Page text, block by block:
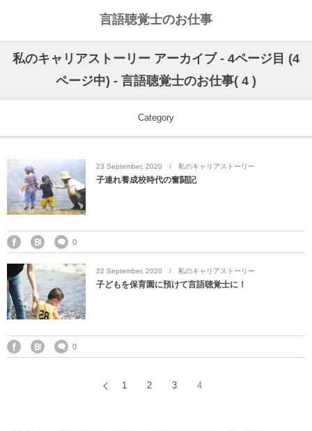
言語聴覚士のお仕事
私のキャリアストーリー アーカイブ - 4ページ目 (4
ページ中) - 言語聴覚士のお仕事( 4 )
Category
23 September, 2020 私のキャリアストーリー
子連れ養成校時代の奮闘記
0
22 September, 2020 私のキャリアストーリー
子どもを保育園に預けて言語聴覚士に！
0
1 2 3 4
高次脳機能障害
スピーチコネクト
NPO法人Reジョブ大阪
私のキャリアストーリー
おうちカフェ
野菜のおかず
貧血改善